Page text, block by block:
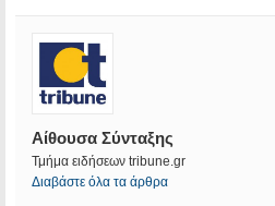
Αίθουσα Σύνταξης
Τμήμα ειδήσεων tribune.gr
Διαβάστε όλα τα άρθρα